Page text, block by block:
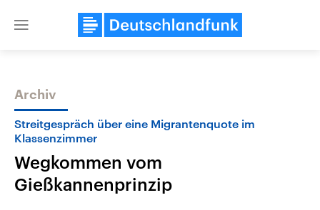
Close
Themen
Archiv
Streitgespräch über eine Migrantenquote im
Klassenzimmer
Wegkommen vom
Gießkannenprinzip